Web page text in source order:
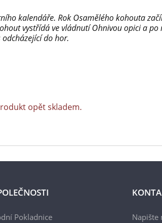
kalendáře. Rok Osamělého kohouta
vystřídá ve vládnutí Ohnivou opici a po
do hor.
opět skladem.
Pokladnice
Napište